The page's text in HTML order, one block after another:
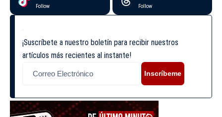
Follow Follow
¡Suscríbete a nuestro boletín para recibir nuestros
artículos más recientes al instante!
Inscríbeme